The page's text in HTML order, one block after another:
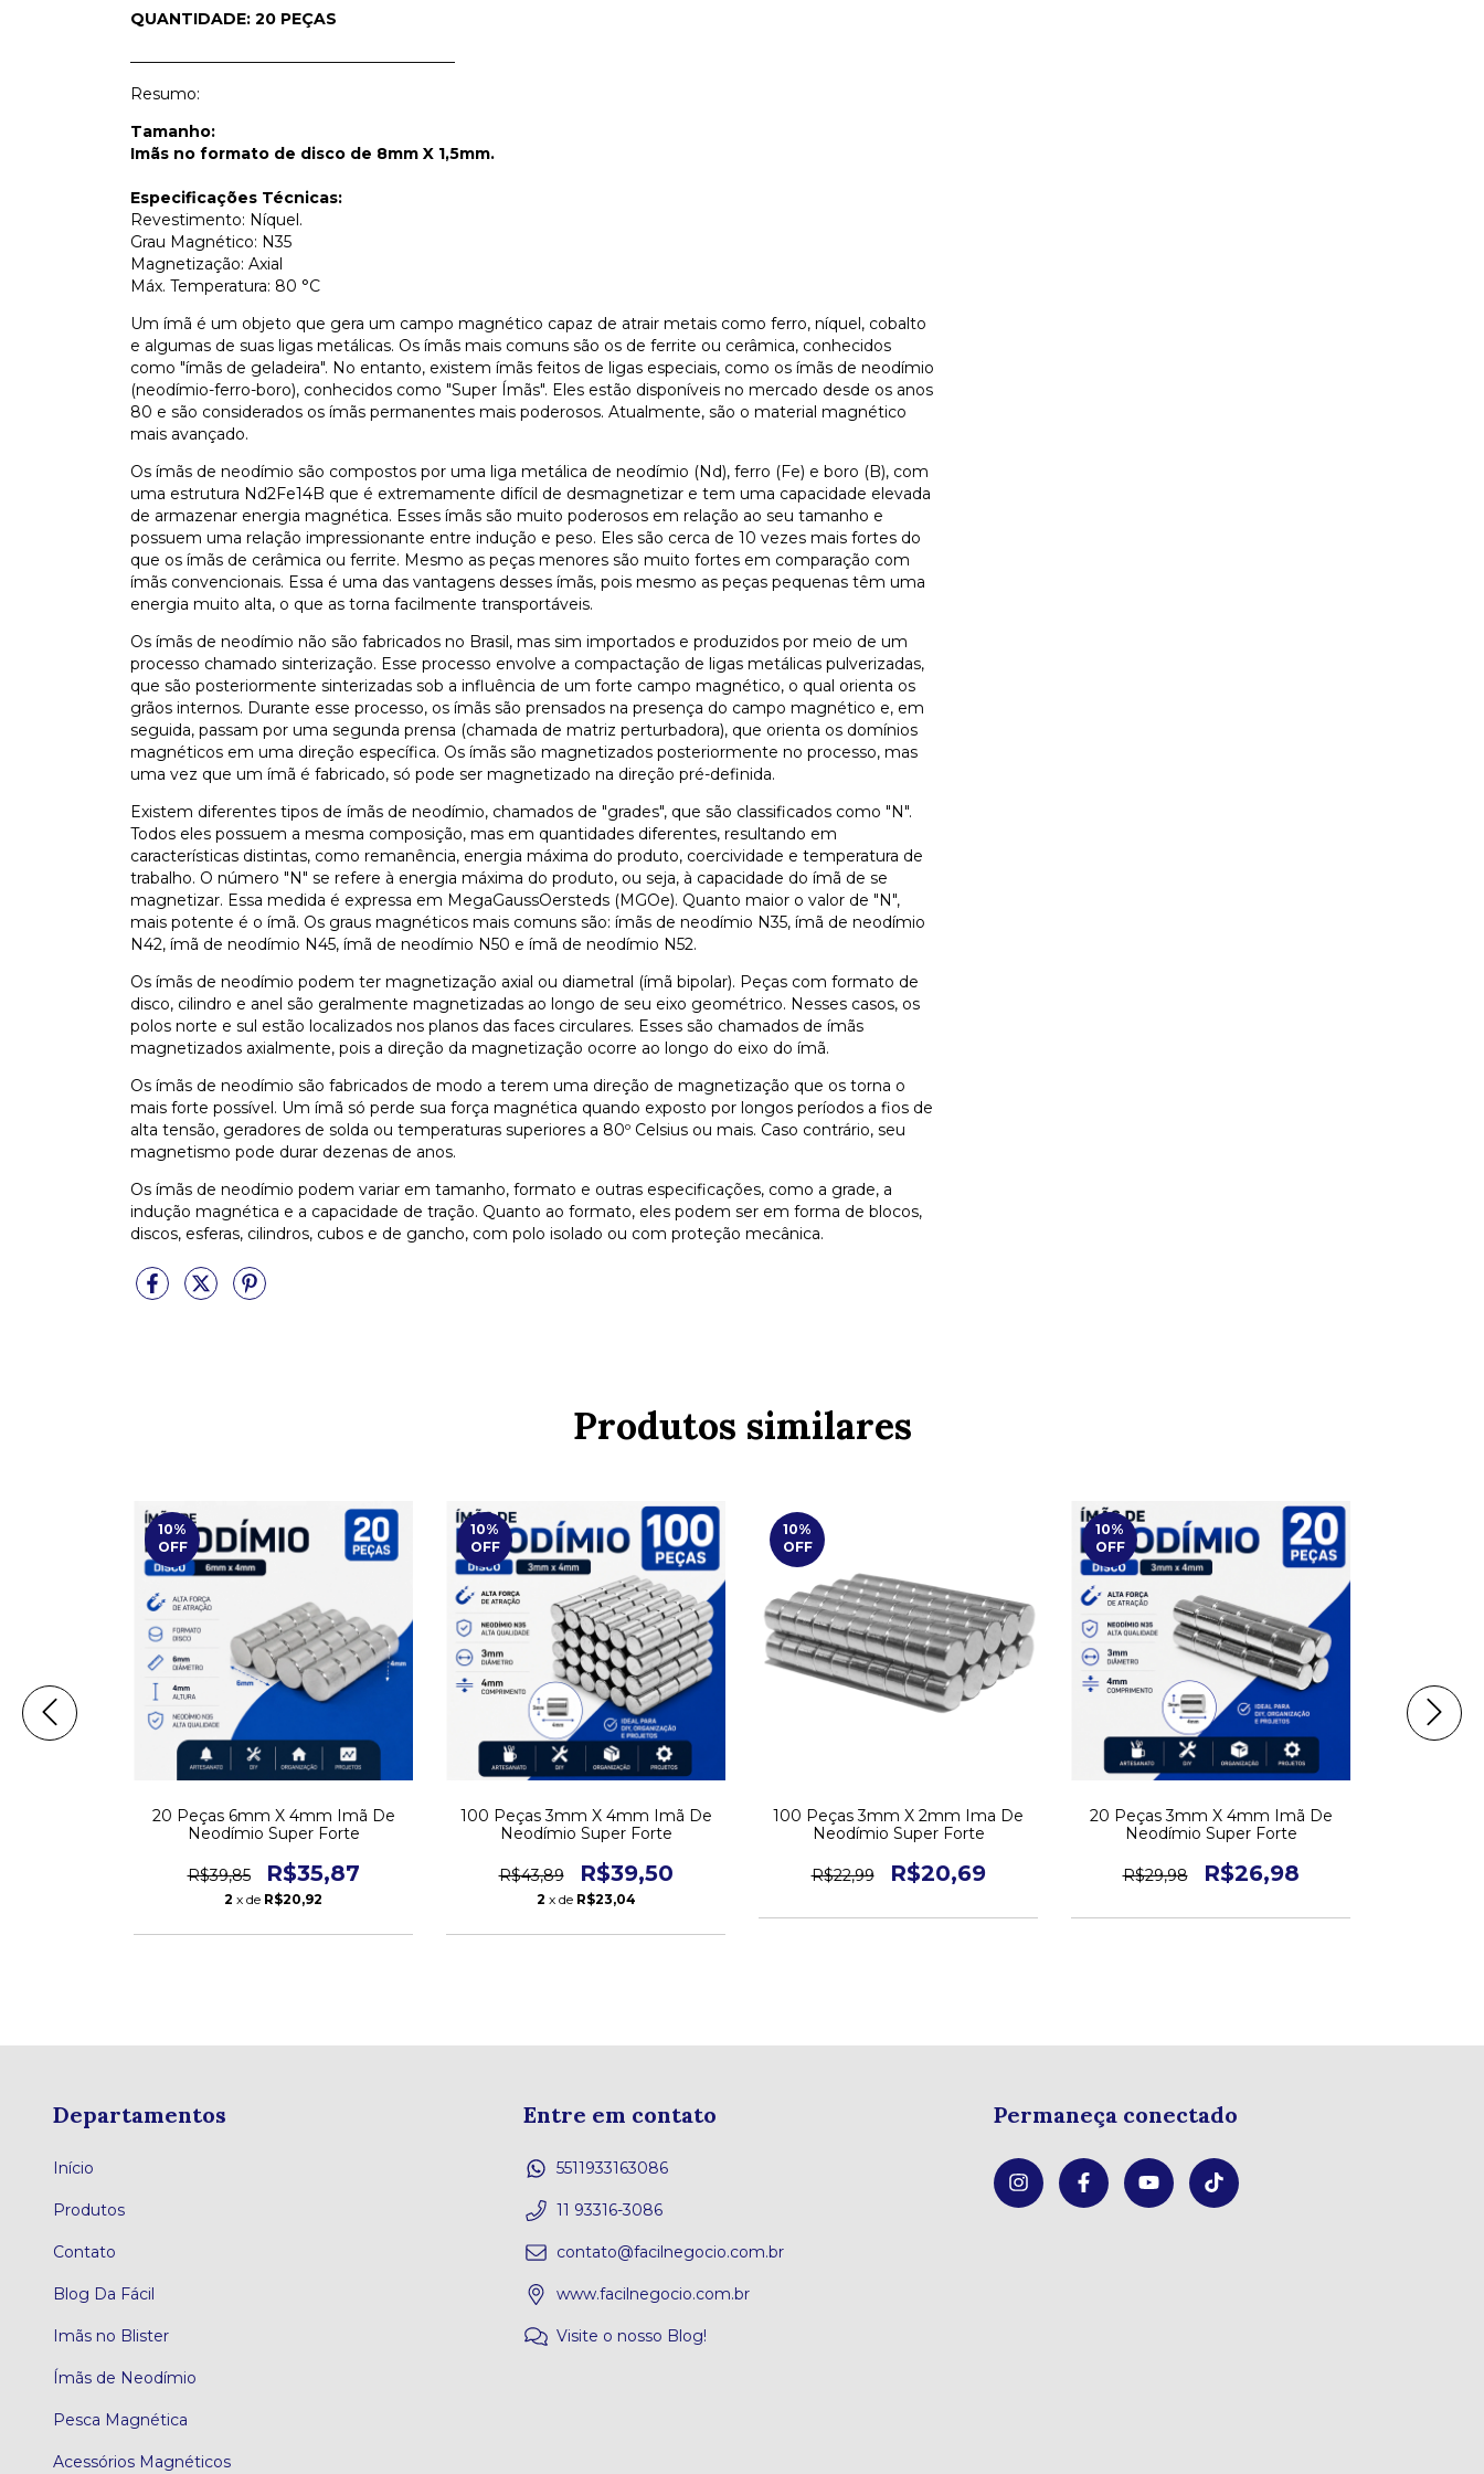
QUANTIDADE: 20 PEÇAS
Resumo:
Tamanho:
Imãs no formato de disco de 8mm X 1,5mm.
Especificações Técnicas:
Revestimento: Níquel.
Grau Magnético: N35
Magnetização: Axial
Máx. Temperatura: 80 °C
Um ímã é um objeto que gera um campo magnético capaz de atrair metais como ferro, níquel, cobalto
e algumas de suas ligas metálicas. Os ímãs mais comuns são os de ferrite ou cerâmica, conhecidos
como "ímãs de geladeira". No entanto, existem ímãs feitos de ligas especiais, como os ímãs de neodímio
(neodímio-ferro-boro), conhecidos como "Super Ímãs". Eles estão disponíveis no mercado desde os anos
80 e são considerados os ímãs permanentes mais poderosos. Atualmente, são o material magnético
mais avançado.
Os ímãs de neodímio são compostos por uma liga metálica de neodímio (Nd), ferro (Fe) e boro (B), com
uma estrutura Nd2Fe14B que é extremamente difícil de desmagnetizar e tem uma capacidade elevada
de armazenar energia magnética. Esses ímãs são muito poderosos em relação ao seu tamanho e
possuem uma relação impressionante entre indução e peso. Eles são cerca de 10 vezes mais fortes do
que os ímãs de cerâmica ou ferrite. Mesmo as peças menores são muito fortes em comparação com
ímãs convencionais. Essa é uma das vantagens desses ímãs, pois mesmo as peças pequenas têm uma
energia muito alta, o que as torna facilmente transportáveis.
Os ímãs de neodímio não são fabricados no Brasil, mas sim importados e produzidos por meio de um
processo chamado sinterização. Esse processo envolve a compactação de ligas metálicas pulverizadas,
que são posteriormente sinterizadas sob a influência de um forte campo magnético, o qual orienta os
grãos internos. Durante esse processo, os ímãs são prensados na presença do campo magnético e, em
seguida, passam por uma segunda prensa (chamada de matriz perturbadora), que orienta os domínios
magnéticos em uma direção específica. Os ímãs são magnetizados posteriormente no processo, mas
uma vez que um ímã é fabricado, só pode ser magnetizado na direção pré-definida.
Existem diferentes tipos de ímãs de neodímio, chamados de "grades", que são classificados como "N".
Todos eles possuem a mesma composição, mas em quantidades diferentes, resultando em
características distintas, como remanência, energia máxima do produto, coercividade e temperatura de
trabalho. O número "N" se refere à energia máxima do produto, ou seja, à capacidade do ímã de se
magnetizar. Essa medida é expressa em MegaGaussOersteds (MGOe). Quanto maior o valor de "N",
mais potente é o ímã. Os graus magnéticos mais comuns são: ímãs de neodímio N35, ímã de neodímio
N42, ímã de neodímio N45, ímã de neodímio N50 e ímã de neodímio N52.
Os ímãs de neodímio podem ter magnetização axial ou diametral (ímã bipolar). Peças com formato de
disco, cilindro e anel são geralmente magnetizadas ao longo de seu eixo geométrico. Nesses casos, os
polos norte e sul estão localizados nos planos das faces circulares. Esses são chamados de ímãs
magnetizados axialmente, pois a direção da magnetização ocorre ao longo do eixo do ímã.
Os ímãs de neodímio são fabricados de modo a terem uma direção de magnetização que os torna o
mais forte possível. Um ímã só perde sua força magnética quando exposto por longos períodos a fios de
alta tensão, geradores de solda ou temperaturas superiores a 80º Celsius ou mais. Caso contrário, seu
magnetismo pode durar dezenas de anos.
Os ímãs de neodímio podem variar em tamanho, formato e outras especificações, como a grade, a
indução magnética e a capacidade de tração. Quanto ao formato, eles podem ser em forma de blocos,
discos, esferas, cilindros, cubos e de gancho, com polo isolado ou com proteção mecânica.
Produtos similares
10%
OFF
20 Peças 6mm X 4mm Imã De
Neodímio Super Forte
R$39,85 R$35,87
2 x de R$20,92
10%
OFF
100 Peças 3mm X 4mm Imã De
Neodímio Super Forte
R$43,89 R$39,50
2 x de R$23,04
10%
OFF
100 Peças 3mm X 2mm Ima De
Neodímio Super Forte
R$22,99 R$20,69
10%
OFF
20 Peças 3mm X 4mm Imã De
Neodímio Super Forte
R$29,98 R$26,98
Departamentos
Início
Produtos
Contato
Blog Da Fácil
Imãs no Blister
Ímãs de Neodímio
Pesca Magnética
Acessórios Magnéticos
Entre em contato
5511933163086
11 93316-3086
contato@facilnegocio.com.br
www.facilnegocio.com.br
Visite o nosso Blog!
Permaneça conectado